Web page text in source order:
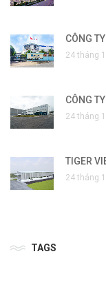
CÔNG
24 tháng
CÔNG
24 tháng
TIGER
24 tháng
TAGS